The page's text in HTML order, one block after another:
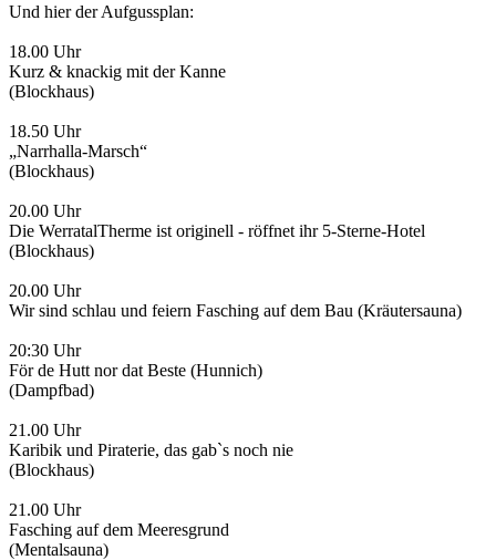
Und hier der Aufgussplan:
18.00 Uhr
Kurz & knackig mit der Kanne
(Blockhaus)
18.50 Uhr
„Narrhalla-Marsch“
(Blockhaus)
20.00 Uhr
Die WerratalTherme ist originell - röffnet ihr 5-Sterne-Hotel
(Blockhaus)
20.00 Uhr
Wir sind schlau und feiern Fasching auf dem Bau (Kräutersauna)
20:30 Uhr
För de Hutt nor dat Beste (Hunnich)
(Dampfbad)
21.00 Uhr
Karibik und Piraterie, das gab`s noch nie
(Blockhaus)
21.00 Uhr
Fasching auf dem Meeresgrund
(Mentalsauna)